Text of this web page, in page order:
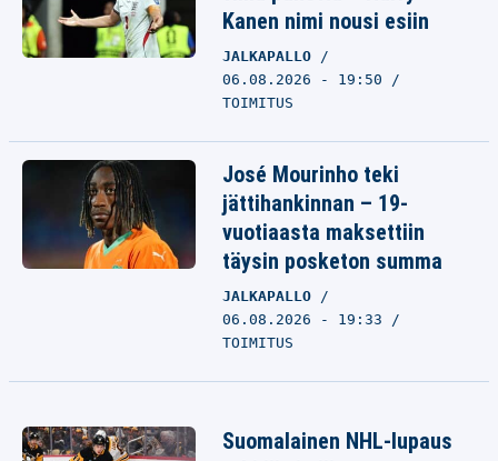
Kanen nimi nousi esiin
JALKAPALLO
06.08.2026 - 19:50
TOIMITUS
José Mourinho teki
jättihankinnan – 19-
vuotiaasta maksettiin
täysin posketon summa
JALKAPALLO
06.08.2026 - 19:33
TOIMITUS
Suomalainen NHL-lupaus